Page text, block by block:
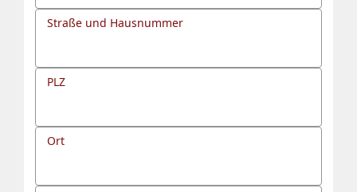
Straße und Hausnummer
PLZ
Ort